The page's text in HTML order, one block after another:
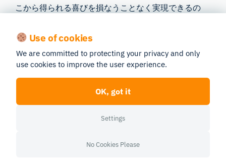
こから得られる喜びを損なうことなく実現できるの
ロジェクトが持つ異文化間の視点を通じて、「東」と
「西」の間に存在する文化的差異だけでなく、共通点
も明らかにしたいと考えています。これもまた、食の
文脈における人間の行動を解釈するための、より包括
的な基盤を提供するためです。
なアドバイスはありますか？
Use of cookies
We are committed to protecting your privacy and only
use cookies to improve the user experience.
OK, got it
Settings
No Cookies Please